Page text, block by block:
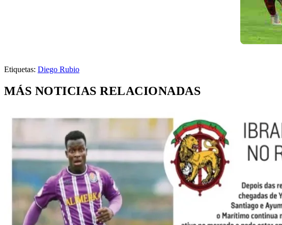
Etiquetas: Diego Rubio
MÁS NOTICIAS RELACIONADAS